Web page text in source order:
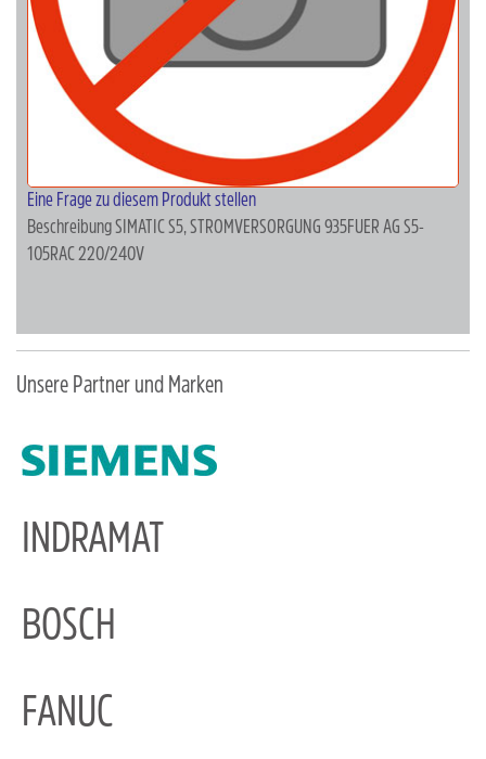
Eine Frage zu diesem Produkt stellen
BeschreibungSIMATIC S5, STROMVERSORGUNG 935FUER AG S5-
105RAC 220/240V
Unsere Partner und Marken
INDRAMAT
BOSCH
FANUC